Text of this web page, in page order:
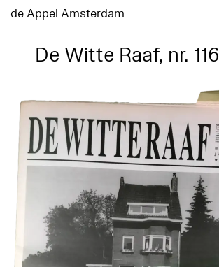
de Appel Amsterdam
De Witte Raaf, nr. 116